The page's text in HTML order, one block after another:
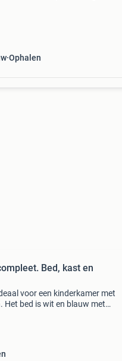
Ophalen
Bed, kast en
voor een kinderkamer met
Het bed is wit en blauw met